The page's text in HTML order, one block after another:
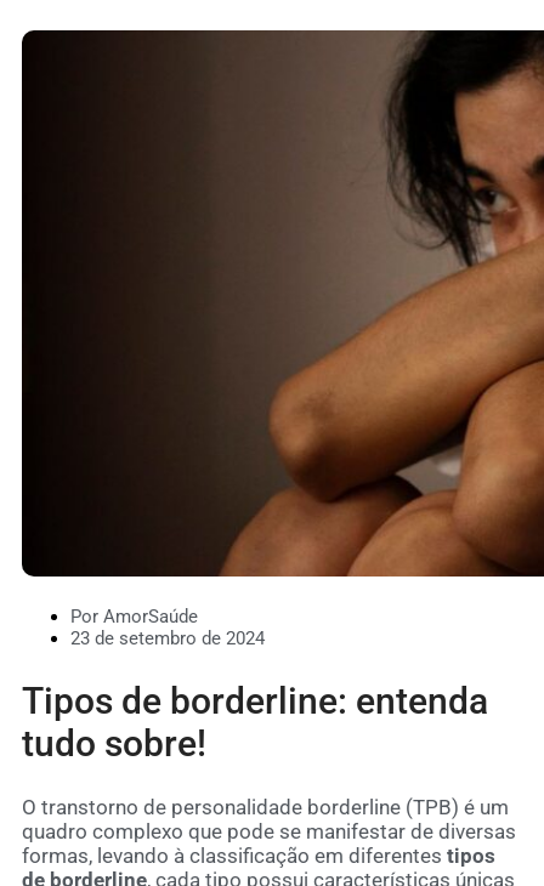
Por AmorSaúde
23 de setembro de 2024
Tipos de borderline: entenda
tudo sobre!
O transtorno de personalidade borderline (TPB) é um
quadro complexo que pode se manifestar de diversas
formas, levando à classificação em diferentes tipos
de borderline, cada tipo possui características únicas